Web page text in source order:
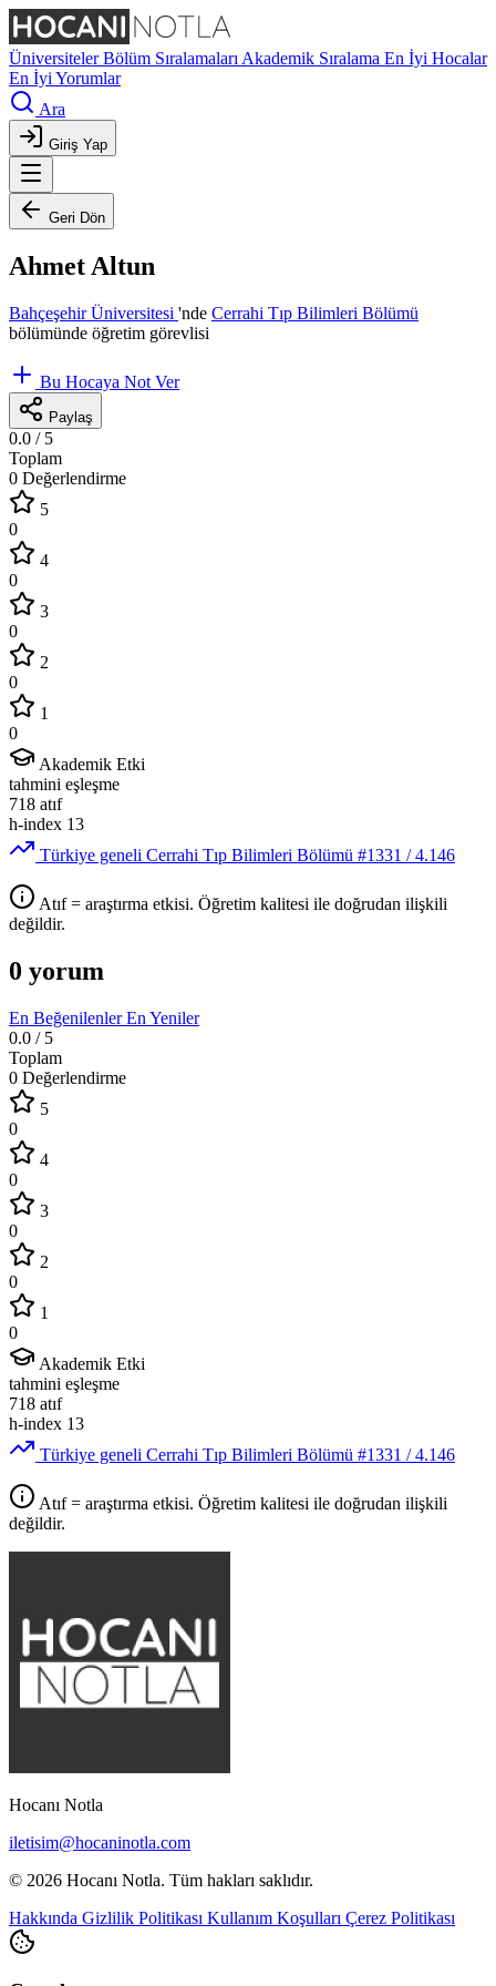
ÜniversitelerBölüm Sıralamaları Akademik Sıralama En İyi Hocalar
En İyi Yorumlar
Ara
Giriş Yap
Geri Dön
Ahmet Altun
Bahçeşehir Üniversitesi 'nde Cerrahi Tıp Bilimleri Bölümü
bölümünde öğretim görevlisi
Bu Hocaya Not Ver
Paylaş
0.0 / 5
Toplam
0 Değerlendirme
5
0
4
0
3
0
2
0
1
0
Akademik Etki
tahmini eşleşme
718 atıf
h-index 13
Türkiye geneli Cerrahi Tıp Bilimleri Bölümü #1331 / 4.146
Atıf = araştırma etkisi. Öğretim kalitesi ile doğrudan ilişkili
değildir.
0 yorum
En BeğenilenlerEn Yeniler
0.0 / 5
Toplam
0 Değerlendirme
5
0
4
0
3
0
2
0
1
0
Akademik Etki
tahmini eşleşme
718 atıf
h-index 13
Türkiye geneli Cerrahi Tıp Bilimleri Bölümü #1331 / 4.146
Atıf = araştırma etkisi. Öğretim kalitesi ile doğrudan ilişkili
değildir.
Hocanı Notla
iletisim@hocaninotla.com
© 2026 Hocanı Notla. Tüm hakları saklıdır.
Hakkında Gizlilik Politikası Kullanım Koşulları Çerez Politikası